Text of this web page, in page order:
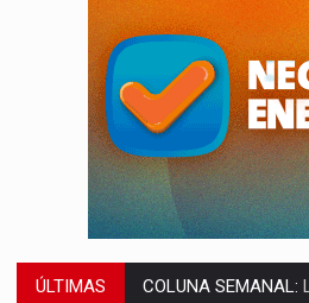
ÚLTIMAS SOB SUSPEITA:Entrega